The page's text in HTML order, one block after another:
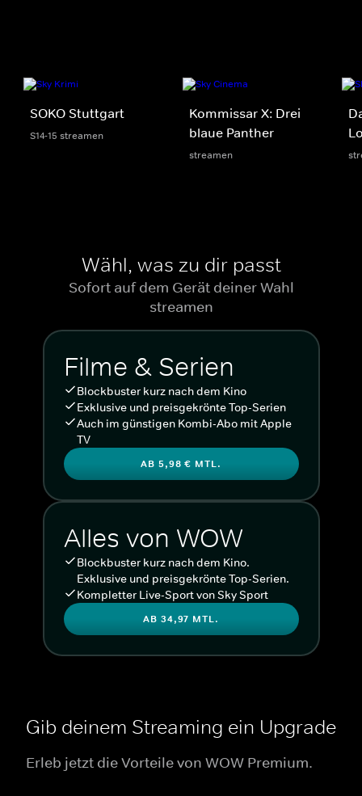
SOKO Stuttgart
S14-15 streamen
Kommissar X: Drei
blaue Panther
streamen
Wähl, was zu dir passt
Sofort auf dem Gerät deiner Wahl
streamen
Filme & Serien
Blockbuster kurz nach dem Kino
Exklusive und preisgekrönte Top-Serien
Auch im günstigen Kombi-Abo mit Apple
TV
AB 5,98 € MTL.
Alles von WOW
Blockbuster kurz nach dem Kino.
Exklusive und preisgekrönte Top-Serien.
Kompletter Live-Sport von Sky Sport
AB 34,97 MTL.
Gib deinem Streaming ein Upgrade
Erleb jetzt die Vorteile von WOW Premium.